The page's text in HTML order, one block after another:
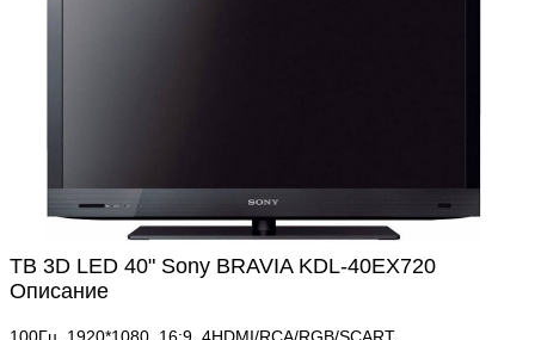
ТВ 3D LED 40" Sony BRAVIA KDL-40EX720
Описание